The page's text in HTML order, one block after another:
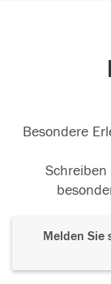
Besondere
Melden Sie